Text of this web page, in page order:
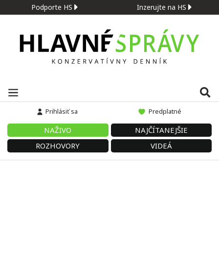
Podporte HS Inzerujte na HS
Prihlásiť sa Predplatné
NAŽIVO
NAJČÍTANEJŠIE
ROZHOVORY
VIDEÁ